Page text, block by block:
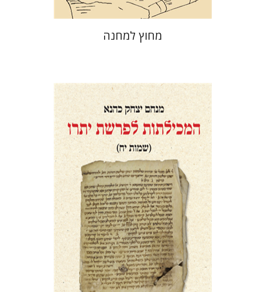
מחוץ למחנה
מנחם יצחק כהנא
הנחת אתר ספר מודפס
$46
$41